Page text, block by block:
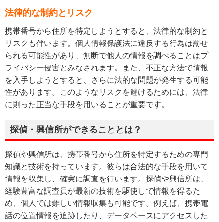
法律的な制約とリスク
携帯番号から住所を特定しようとすると、法律的な制約と
リスクも伴います。個人情報保護法に違反する行為は罰せ
られる可能性があり、無断で他人の情報を調べることはプ
ライバシー侵害とみなされます。また、不正な方法で情報
を入手しようとすると、さらに法的な問題が発生する可能
性があります。このようなリスクを避けるためには、法律
に則った正当な手段を用いることが重要です。
探偵・興信所ができることとは？
探偵や興信所は、携帯番号から住所を特定するための専門
知識と技術を持っています。彼らは合法的な手段を用いて
情報を収集し、確実に調査を行います。探偵や興信所は、
経験豊富な調査員が最新の技術を駆使して情報を得るた
め、個人では難しい情報収集も可能です。例えば、携帯電
話の位置情報を追跡したり、データベースにアクセスした